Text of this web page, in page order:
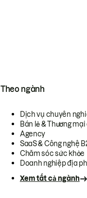
Theo ngành
Dịch vụ chuyên
Bán lẻ & Thương
Agency
SaaS & Công nghệ
Chăm sóc sức khỏe
Doanh nghiệp địa
Xem tất cả ngành